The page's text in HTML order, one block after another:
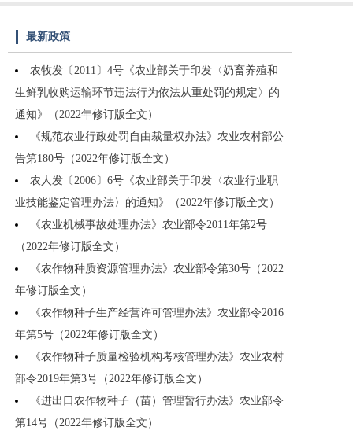
最新政策
农牧发〔2011〕4号《农业部关于印发〈奶畜养殖和
生鲜乳收购运输环节违法行为依法从重处罚的规定〉的
通知》（2022年修订版全文）
《规范农业行政处罚自由裁量权办法》农业农村部公
告第180号（2022年修订版全文）
农人发〔2006〕6号《农业部关于印发〈农业行业职
业技能鉴定管理办法〉的通知》（2022年修订版全文）
《农业机械事故处理办法》农业部令2011年第2号
（2022年修订版全文）
《农作物种质资源管理办法》农业部令第30号（2022
年修订版全文）
《农作物种子生产经营许可管理办法》农业部令2016
年第5号（2022年修订版全文）
《农作物种子质量检验机构考核管理办法》农业农村
部令2019年第3号（2022年修订版全文）
《进出口农作物种子（苗）管理暂行办法》农业部令
第14号（2022年修订版全文）